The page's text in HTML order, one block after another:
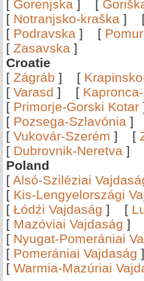
[ Gorenjska ] [
[ Notranjsko-kraška ]
[ Podravska ] [
[ Zasavska ]
Croatie
[ Zágráb ] [
[ Varasd ] [
[ Primorje-Gorski Kotar
[ Pozsega-Szlavónia ]
[ Vukovár-Szerém ] [
[ Dubrovnik-Neretva ]
Poland
[ Alsó-Sziléziai
[ Kis-Lengyelországi
[ Łódźi Vajdaság ] [
[ Mazóviai Vajdaság ]
[ Nyugat-Pomerániai
[ Pomerániai Vajdaság
[ Warmia-Mazúriai